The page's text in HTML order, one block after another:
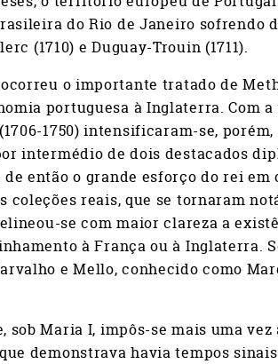
do Rio de Janeiro sofrendo
(1710) e Duguay-Trouin (1711).
o importante tratado de
portuguesa à Inglaterra. Com
1750) intensificaram-se,
intermédio de dois destacados
de então o grande esforço do rei
coleções reais, que se tornaram
se com maior clareza a
à França ou à Inglaterra.
e Mello, conhecido como
sob Maria I, impôs-se mais uma
demonstrava havia tempos